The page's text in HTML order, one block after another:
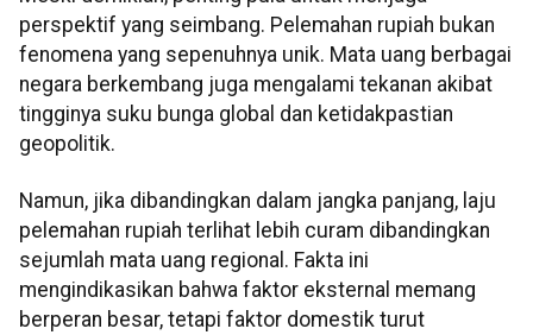
perspektif yang seimbang. Pelemahan rupiah bukan
fenomena yang sepenuhnya unik. Mata uang berbagai
negara berkembang juga mengalami tekanan akibat
tingginya suku bunga global dan ketidakpastian
geopolitik.
Namun, jika dibandingkan dalam jangka panjang, laju
pelemahan rupiah terlihat lebih curam dibandingkan
sejumlah mata uang regional. Fakta ini
mengindikasikan bahwa faktor eksternal memang
berperan besar, tetapi faktor domestik turut